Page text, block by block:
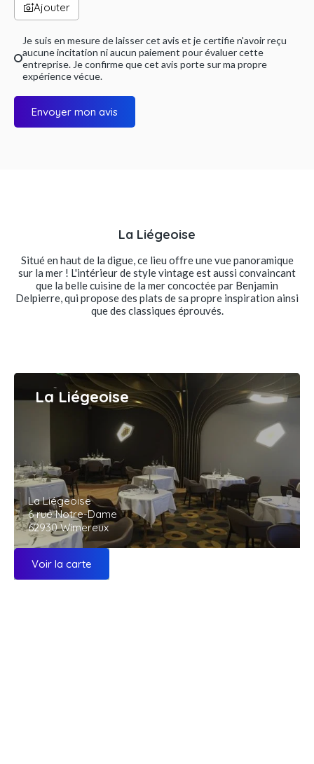
Ajouter
Je suis en mesure de laisser cet avis et je certifie n'avoir reçu
aucune incitation ni aucun paiement pour évaluer cette
entreprise. Je confirme que cet avis porte sur ma propre
expérience vécue.
Envoyer mon avis
La Liégeoise
Situé en haut de la digue, ce lieu offre une vue panoramique
sur la mer ! L'intérieur de style vintage est aussi convaincant
que la belle cuisine de la mer concoctée par Benjamin
Delpierre, qui propose des plats de sa propre inspiration ainsi
que des classiques éprouvés.
La Liégeoise
La Liégeoise
6 rue Notre-Dame
62930 Wimereux
Voir la carte